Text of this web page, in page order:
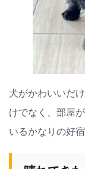
犬がかわいいだ
けでなく、部屋
いるかなりの好宿